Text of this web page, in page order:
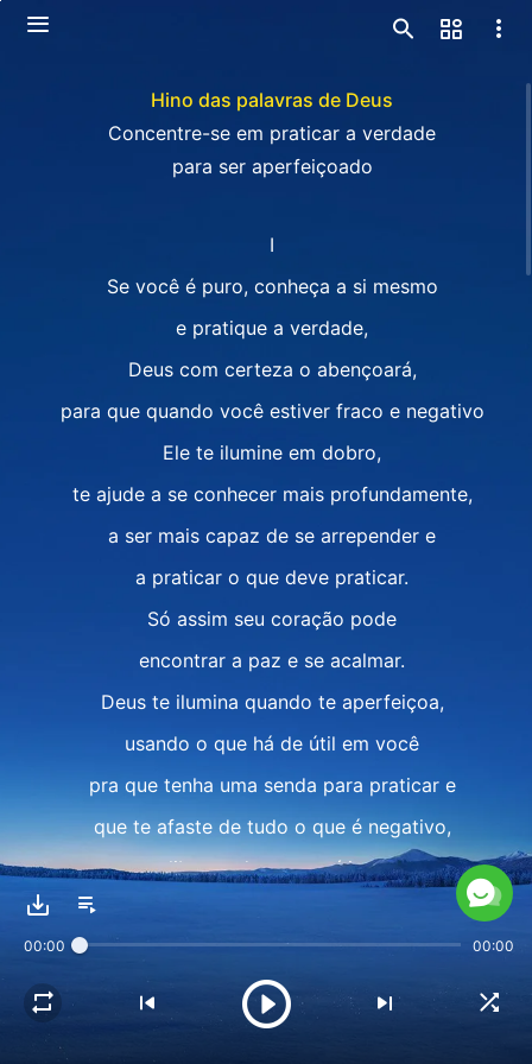
Hino das palavras de Deus
Concentre-se em praticar a verdade
para ser aperfeiçoado
Ⅰ
Se você é puro, conheça a si mesmo
e pratique a verdade,
Deus com certeza o abençoará,
para que quando você estiver fraco e negativo
Ele te ilumine em dobro,
te ajude a se conhecer mais profundamente,
a ser mais capaz de se arrepender e
a praticar o que deve praticar.
Só assim seu coração pode
encontrar a paz e se acalmar.
Deus te ilumina quando te aperfeiçoa,
usando o que há de útil em você
pra que tenha uma senda para praticar e
que te afaste de tudo o que é negativo,
libertando seu espírito,
É isso que te torna capaz
de se livrar da corrupção de Satanás.
Ⅱ
00:00 00:00